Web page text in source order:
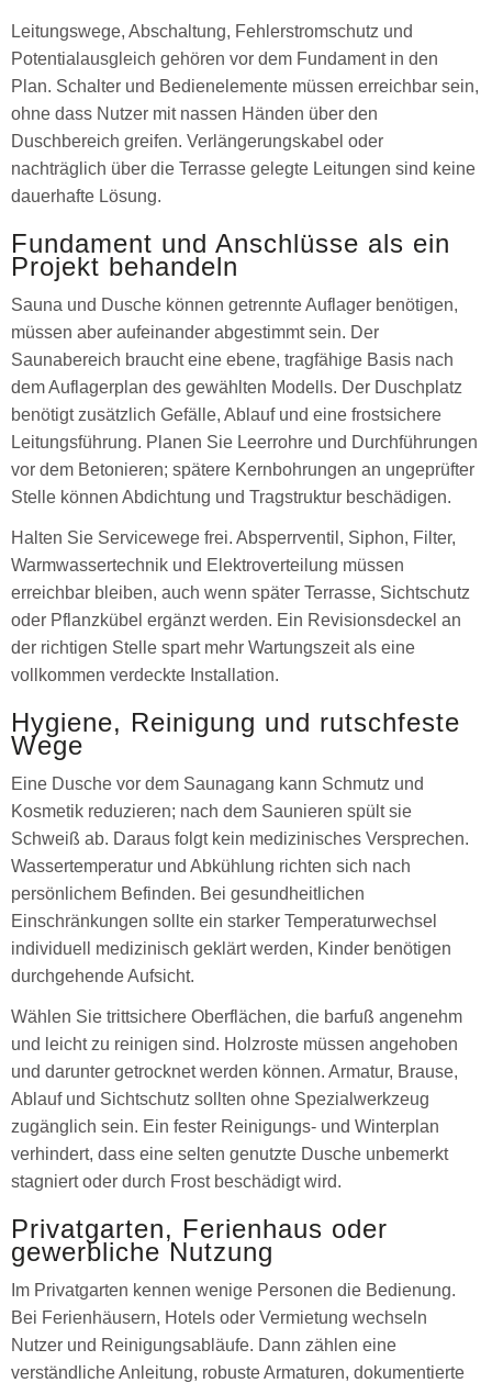
Leitungswege, Abschaltung, Fehlerstromschutz und
Potentialausgleich gehören vor dem Fundament in den
Plan. Schalter und Bedienelemente müssen erreichbar sein,
ohne dass Nutzer mit nassen Händen über den
Duschbereich greifen. Verlängerungskabel oder
nachträglich über die Terrasse gelegte Leitungen sind keine
dauerhafte Lösung.
Fundament und Anschlüsse als ein
Projekt behandeln
Sauna und Dusche können getrennte Auflager benötigen,
müssen aber aufeinander abgestimmt sein. Der
Saunabereich braucht eine ebene, tragfähige Basis nach
dem Auflagerplan des gewählten Modells. Der Duschplatz
benötigt zusätzlich Gefälle, Ablauf und eine frostsichere
Leitungsführung. Planen Sie Leerrohre und Durchführungen
vor dem Betonieren; spätere Kernbohrungen an ungeprüfter
Stelle können Abdichtung und Tragstruktur beschädigen.
Halten Sie Servicewege frei. Absperrventil, Siphon, Filter,
Warmwassertechnik und Elektroverteilung müssen
erreichbar bleiben, auch wenn später Terrasse, Sichtschutz
oder Pflanzkübel ergänzt werden. Ein Revisionsdeckel an
der richtigen Stelle spart mehr Wartungszeit als eine
vollkommen verdeckte Installation.
Hygiene, Reinigung und rutschfeste
Wege
Eine Dusche vor dem Saunagang kann Schmutz und
Kosmetik reduzieren; nach dem Saunieren spült sie
Schweiß ab. Daraus folgt kein medizinisches Versprechen.
Wassertemperatur und Abkühlung richten sich nach
persönlichem Befinden. Bei gesundheitlichen
Einschränkungen sollte ein starker Temperaturwechsel
individuell medizinisch geklärt werden, Kinder benötigen
durchgehende Aufsicht.
Wählen Sie trittsichere Oberflächen, die barfuß angenehm
und leicht zu reinigen sind. Holzroste müssen angehoben
und darunter getrocknet werden können. Armatur, Brause,
Ablauf und Sichtschutz sollten ohne Spezialwerkzeug
zugänglich sein. Ein fester Reinigungs- und Winterplan
verhindert, dass eine selten genutzte Dusche unbemerkt
stagniert oder durch Frost beschädigt wird.
Privatgarten, Ferienhaus oder
gewerbliche Nutzung
Im Privatgarten kennen wenige Personen die Bedienung.
Bei Ferienhäusern, Hotels oder Vermietung wechseln
Nutzer und Reinigungsabläufe. Dann zählen eine
verständliche Anleitung, robuste Armaturen, dokumentierte